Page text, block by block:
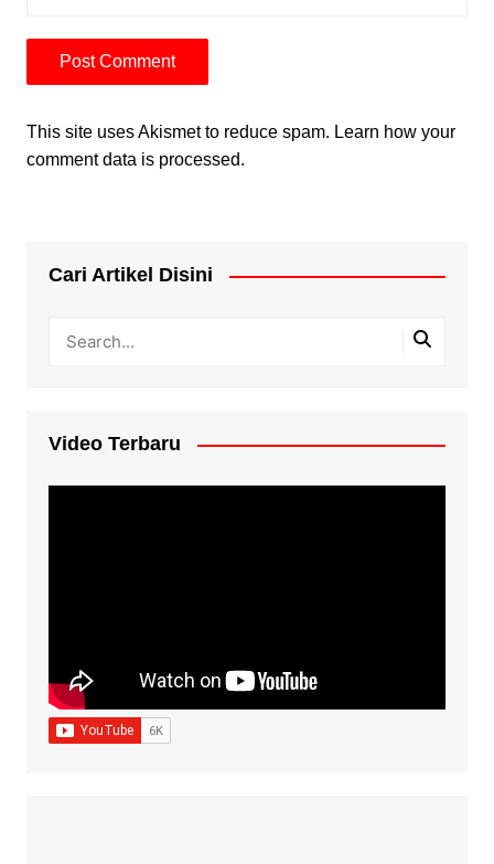
This site uses Akismet to reduce spam. Learn how your
comment data is processed.
Cari Artikel Disini
Video Terbaru